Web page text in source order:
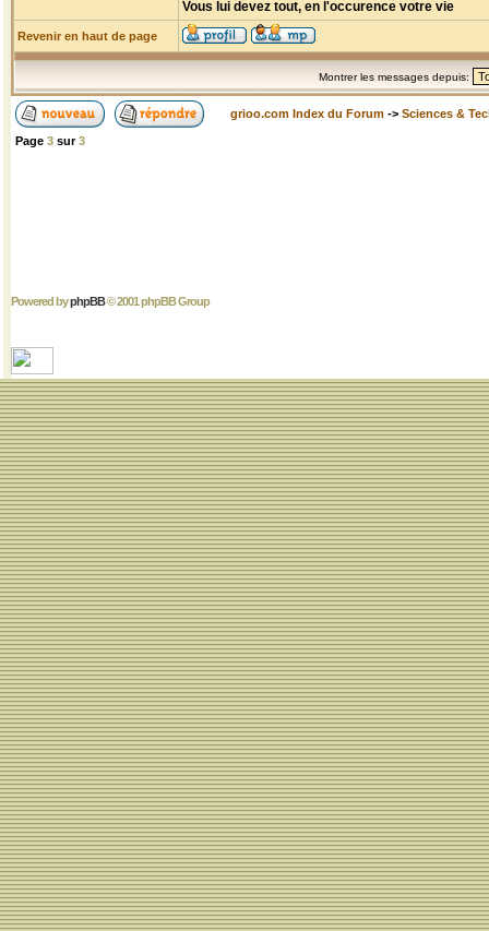
Vous lui devez tout, en l'occurence votre vie
Revenir en haut de page
Montrer les messages depuis:
grioo.com Index du Forum -> Sciences &
Page 3 sur3
Powered byphpBB© 2001 phpBB Group